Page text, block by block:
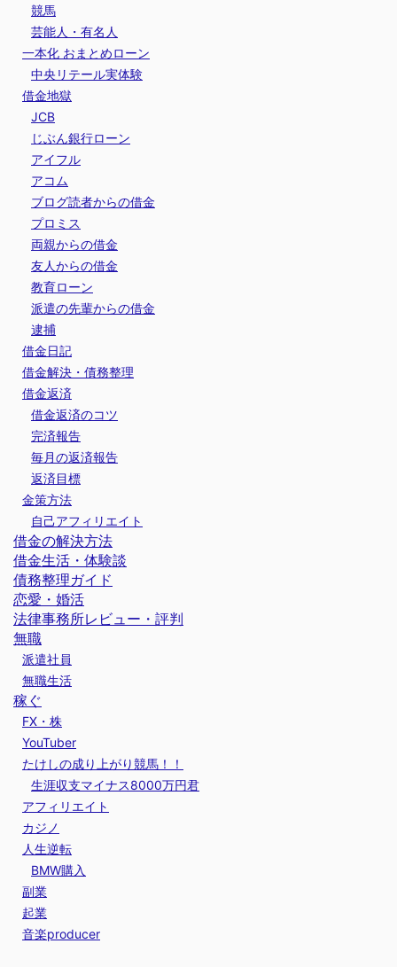
競馬
芸能人・有名人
一本化 おまとめローン
中央リテール実体験
借金地獄
JCB
じぶん銀行ローン
アイフル
アコム
ブログ読者からの借金
プロミス
両親からの借金
友人からの借金
教育ローン
派遣の先輩からの借金
逮捕
借金日記
借金解決・債務整理
借金返済
借金返済のコツ
完済報告
毎月の返済報告
返済目標
金策方法
自己アフィリエイト
借金の解決方法
借金生活・体験談
債務整理ガイド
恋愛・婚活
法律事務所レビュー・評判
無職
派遣社員
無職生活
稼ぐ
FX・株
YouTuber
たけしの成り上がり競馬！！
生涯収支マイナス8000万円君
アフィリエイト
カジノ
人生逆転
BMW購入
副業
起業
音楽producer